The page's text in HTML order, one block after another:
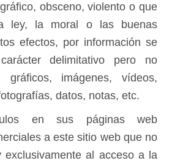
obsceno, violento o que
ley, la moral o las buenas
efectos, por información se
delimitativo pero no
gráficos, imágenes, vídeos,
datos, notas, etc.
en sus páginas web
a este sitio web que no
al acceso a la